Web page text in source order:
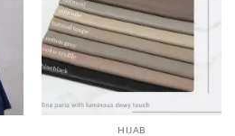
HIJAB